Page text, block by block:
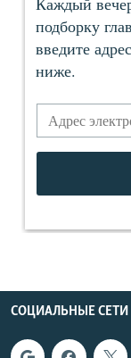
СОЦИАЛЬНЫЕ СЕТИ